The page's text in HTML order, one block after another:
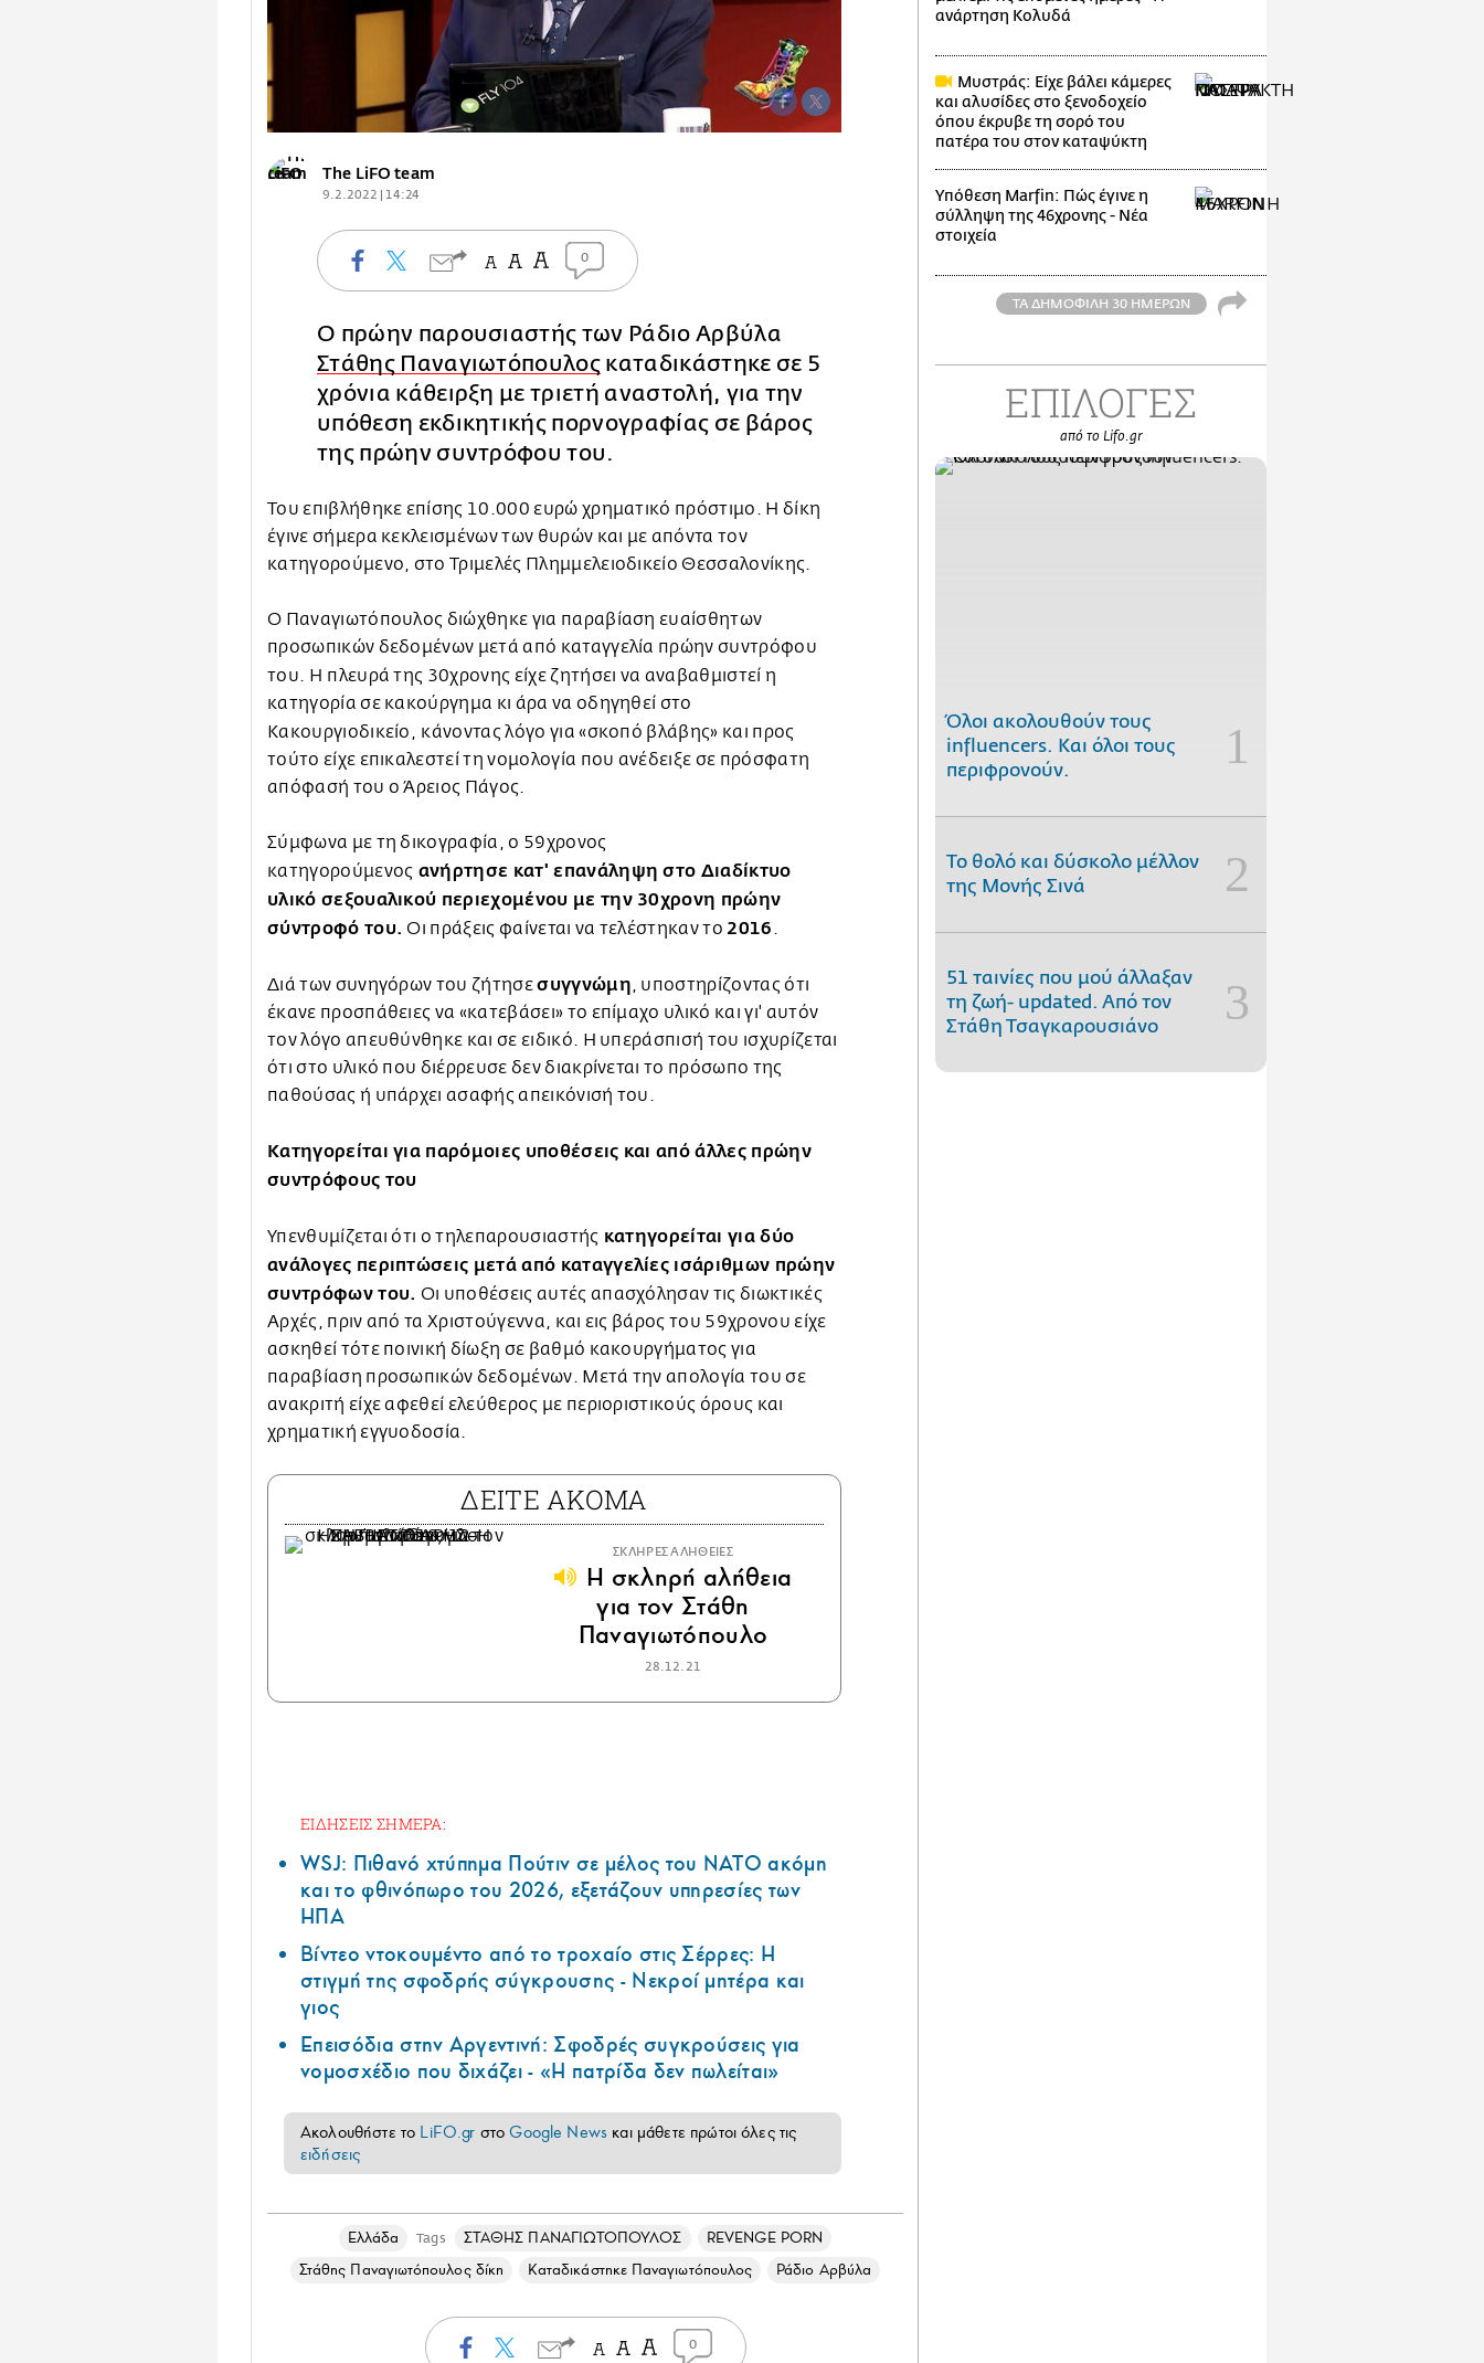
The LiFO team
9.2.2022 | 14:24
0
Ο πρώην παρουσιαστής των Ράδιο Αρβύλα
Στάθης Παναγιωτόπουλος καταδικάστηκε σε 5
χρόνια κάθειρξη με τριετή αναστολή, για την
υπόθεση εκδικητικής πορνογραφίας σε βάρος
της πρώην συντρόφου του.
Toυ επιβλήθηκε επίσης 10.000 ευρώ χρηματικό πρόστιμο. Η δίκη
έγινε σήμερα κεκλεισμένων των θυρών και με απόντα τον
κατηγορούμενο, στο Τριμελές Πλημμελειοδικείο Θεσσαλονίκης.
Ο Παναγιωτόπουλος διώχθηκε για παραβίαση ευαίσθητων
προσωπικών δεδομένων μετά από καταγγελία πρώην συντρόφου
του. Η πλευρά της 30χρονης είχε ζητήσει να αναβαθμιστεί η
κατηγορία σε κακούργημα κι άρα να οδηγηθεί στο
Κακουργιοδικείο, κάνοντας λόγο για «σκοπό βλάβης» και προς
τούτο είχε επικαλεστεί τη νομολογία που ανέδειξε σε πρόσφατη
απόφασή του ο Άρειος Πάγος.
Σύμφωνα με τη δικογραφία, ο 59χρονος
κατηγορούμενος ανήρτησε κατ' επανάληψη στο Διαδίκτυο
υλικό σεξουαλικού περιεχομένου με την 30χρονη πρώην
σύντροφό του. Οι πράξεις φαίνεται να τελέστηκαν το 2016.
Διά των συνηγόρων του ζήτησεσυγγνώμη, υποστηρίζοντας ότι
έκανε προσπάθειες να «κατεβάσει» το επίμαχο υλικό και γι' αυτόν
τον λόγο απευθύνθηκε και σε ειδικό. Η υπεράσπισή του ισχυρίζεται
ότι στο υλικό που διέρρευσε δεν διακρίνεται το πρόσωπο της
παθούσας ή υπάρχει ασαφής απεικόνισή του.
Κατηγορείται για παρόμοιες υποθέσεις και από άλλες πρώην
συντρόφους του
Υπενθυμίζεται ότι ο τηλεπαρουσιαστής κατηγορείται για δύο
ανάλογες περιπτώσεις μετά από καταγγελίες ισάριθμων πρώην
συντρόφων του. Οι υποθέσεις αυτές απασχόλησαν τις διωκτικές
Αρχές, πριν από τα Χριστούγεννα, και εις βάρος του 59χρονου είχε
ασκηθεί τότε ποινική δίωξη σε βαθμό κακουργήματος για
παραβίαση προσωπικών δεδομένων. Μετά την απολογία του σε
ανακριτή είχε αφεθεί ελεύθερος με περιοριστικούς όρους και
χρηματική εγγυοδοσία.
ΔΕΙΤΕ ΑΚΟΜΑ
ΣΚΛΗΡΕΣ ΑΛΗΘΕΙΕΣ
Η σκληρή αλήθεια
για τον Στάθη
Παναγιωτόπουλο
28.12.21
ΕΙΔΗΣΕΙΣ ΣΗΜΕΡΑ:
WSJ: Πιθανό χτύπημα Πούτιν σε μέλος του ΝΑΤΟ ακόμη
και το φθινόπωρο του 2026, εξετάζουν υπηρεσίες των
ΗΠΑ
Βίντεο ντοκουμέντο από το τροχαίο στις Σέρρες: Η
στιγμή της σφοδρής σύγκρουσης - Νεκροί μητέρα και
γιος
Επεισόδια στην Αργεντινή: Σφοδρές συγκρούσεις για
νομοσχέδιο που διχάζει - «Η πατρίδα δεν πωλείται»
Ακολουθήστε το LiFO.gr στοGoogle News και μάθετε πρώτοι όλες τις
ειδήσεις
Ελλάδα Tags ΣΤΑΘΗΣ ΠΑΝΑΓΙΩΤΟΠΟΥΛΟΣ
REVENGE PORN
Στάθης Παναγιωτόπουλος δίκη
Καταδικάστηκε Παναγιωτόπουλος Ράδιο Αρβύλα
0
ανάρτηση Κολυδά
Μυστράς: Είχε βάλει κάμερες
και αλυσίδες στο ξενοδοχείο
όπου έκρυβε τη σορό του
πατέρα του στον καταψύκτη
Υπόθεση Marfin: Πώς έγινε η
σύλληψη της 46χρονης - Νέα
στοιχεία
ΤΑ ΔΗΜΟΦΙΛΗ 30 ΗΜΕΡΩΝ
ΕΠΙΛΟΓΕΣ
από το Lifo.gr
Όλοι ακολουθούν τους
influencers. Και όλοι τους
περιφρονούν.
Το θολό και δύσκολο μέλλον
της Μονής Σινά
51 ταινίες που μού άλλαξαν
τη ζωή- updated. Aπό τον
Στάθη Τσαγκαρουσιάνο